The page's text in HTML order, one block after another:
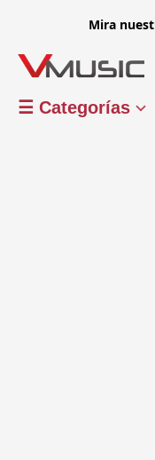
Mira
☰ Categorías